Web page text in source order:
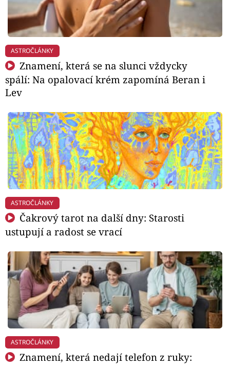
ASTROČLÁNKY
Znamení, která se na slunci vždycky
spálí: Na opalovací krém zapomíná Beran i
Lev
ASTROČLÁNKY
Čakrový tarot na další dny: Starosti
ustupují a radost se vrací
ASTROČLÁNKY
Znamení, která nedají telefon z ruky: